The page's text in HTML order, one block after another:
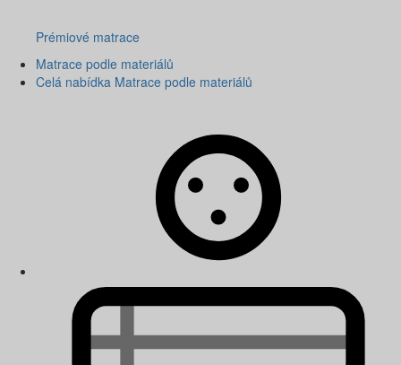
Prémiové matrace
Matrace podle materiálů
Celá nabídka Matrace podle materiálů